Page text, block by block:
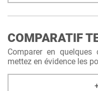
COMPARATIF
Comparer en
mettez en évidence les